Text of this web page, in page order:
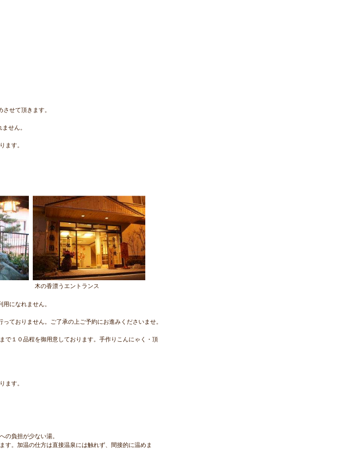
せて頂きます。
せん。
ます。
木の香漂うエントランス
になれません。
ておりません。ご了承の上ご予約にお進みくださいませ。
で１０品程を御用意しております。手作りこんにゃく・頂
ます。
の負担が少ない湯。
。加温の仕方は直接温泉には触れず、間接的に温めま